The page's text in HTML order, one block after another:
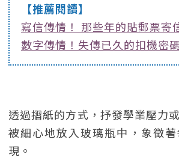
【推薦閱讀】
寫信傳情！ 那些年的貼郵票寄
數字傳情！失傳已久的扣機密
透過摺紙的方式，抒發學業壓力
被細心地放入玻璃瓶中，象徵
現。